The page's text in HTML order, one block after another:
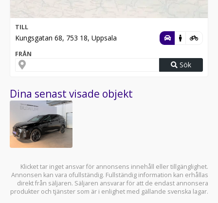
TILL
Kungsgatan 68, 753 18, Uppsala
FRÅN
Sök
Dina senast visade objekt
Klicket tar inget ansvar för annonsens innehåll eller tillgänglighet.
Annonsen kan vara ofullständig. Fullständig information kan erhållas
direkt från säljaren. Säljaren ansvarar för att de endast annonsera
produkter och tjänster som är i enlighet med gällande svenska lagar.